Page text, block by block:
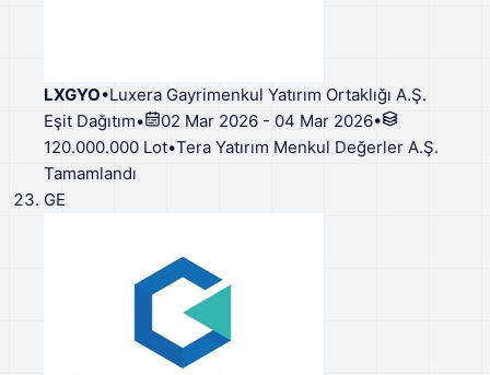
LXGYO•Luxera Gayrimenkul Yatırım Ortaklığı A.Ş.
Eşit Dağıtım• 02 Mar 2026 - 04 Mar 2026•
120.000.000 Lot•Tera Yatırım Menkul Değerler A.Ş.
Tamamlandı
GE